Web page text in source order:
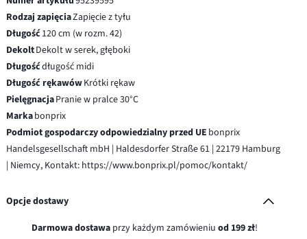
Rodzaj zapięciaZapięcie z tyłu
Długość120 cm (w rozm. 42)
DekoltDekolt w serek, głęboki
Długośćdługość midi
Długość rękawówKrótki rękaw
PielęgnacjaPranie w pralce 30°C
Markabonprix
Podmiot gospodarczy odpowiedzialny przed UE bonprix
Handelsgesellschaft mbH | Haldesdorfer Straße 61 | 22179 Hamburg
| Niemcy, Kontakt: https://www.bonprix.pl/pomoc/kontakt/
Opcje dostawy
Darmowa dostawaprzy każdym zamówieniu od 199 zł!